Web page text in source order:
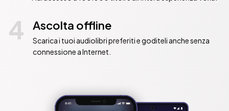
4 Ascolta offline
Scarica i tuoi audiolibri preferiti e goditeli anche senza
connessione a Internet.